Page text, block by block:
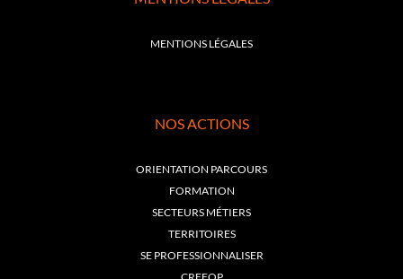
MENTIONS LÉGALES
NOS ACTIONS
ORIENTATION PARCOURS
FORMATION
SECTEURS MÉTIERS
TERRITOIRES
SE PROFESSIONNALISER